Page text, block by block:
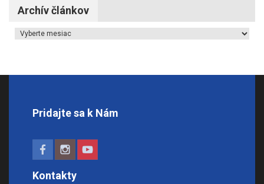
Archív článkov
Archív článkov
Pridajte sa k Nám
Kontakty